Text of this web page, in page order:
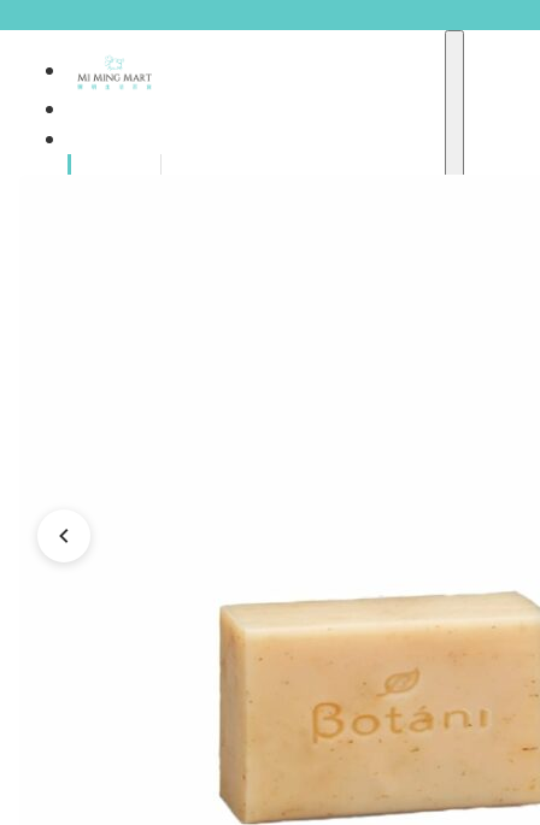
ANAYA
BerryEn (德國)
Bondi Wash (澳洲)